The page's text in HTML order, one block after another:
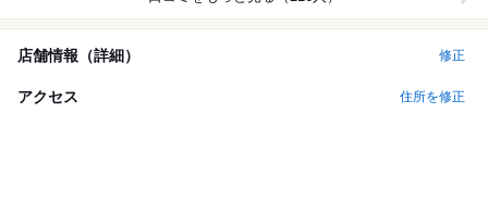
店舗情報（詳細） 修正
アクセス 住所を修正